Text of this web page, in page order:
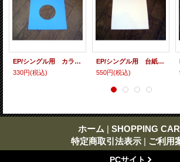
EP/シングル用 カラースリーヴ（全4色） 5枚セット
330円(税込)
EP/シングル用 台紙 10枚セット
550円(税込)
ホーム | SHOPPING
特定商取引法表示 | ご利用
PCサイト